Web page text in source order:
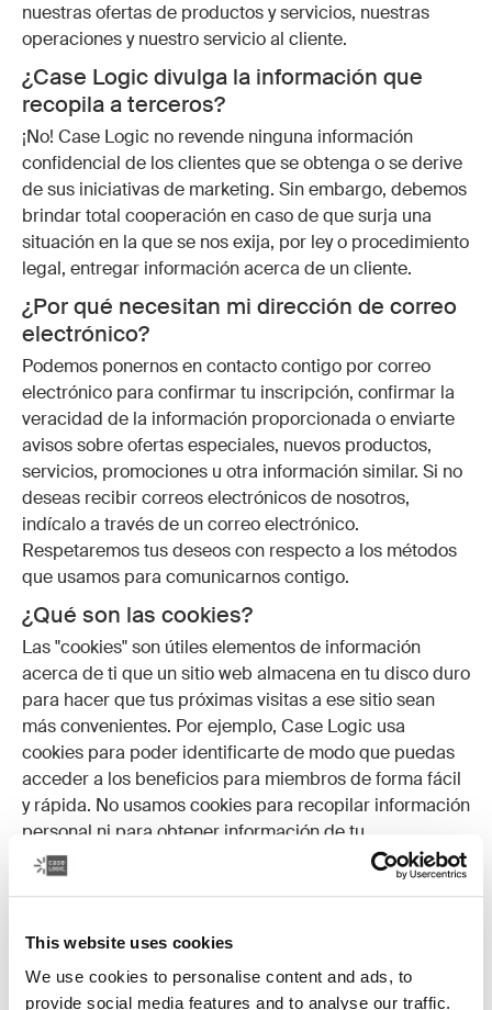
This website uses cookies
We use cookies to personalise content and ads, to
provide social media features and to analyse our traffic.
nuestras ofertas de productos y servicios, nuestras
operaciones y nuestro servicio al cliente.
¿Case Logic divulga la información que
recopila a terceros?
¡No! Case Logic no revende ninguna información
confidencial de los clientes que se obtenga o se derive
de sus iniciativas de marketing. Sin embargo, debemos
brindar total cooperación en caso de que surja una
situación en la que se nos exija, por ley o procedimiento
legal, entregar información acerca de un cliente.
¿Por qué necesitan mi dirección de correo
electrónico?
Podemos ponernos en contacto contigo por correo
electrónico para confirmar tu inscripción, confirmar la
veracidad de la información proporcionada o enviarte
avisos sobre ofertas especiales, nuevos productos,
servicios, promociones u otra información similar. Si no
deseas recibir correos electrónicos de nosotros,
indícalo a través de un correo electrónico.
Respetaremos tus deseos con respecto a los métodos
que usamos para comunicarnos contigo.
¿Qué son las cookies?
Las "cookies" son útiles elementos de información
acerca de ti que un sitio web almacena en tu disco duro
para hacer que tus próximas visitas a ese sitio sean
más convenientes. Por ejemplo, Case Logic usa
cookies para poder identificarte de modo que puedas
acceder a los beneficios para miembros de forma fácil
y rápida. No usamos cookies para recopilar información
personal ni para obtener información de tu
computadora para fines que no están relacionados con
el sitio web o con tu interacción con este.
que no son de Case Logic a los que puedo
acceder a través de Case Logic?